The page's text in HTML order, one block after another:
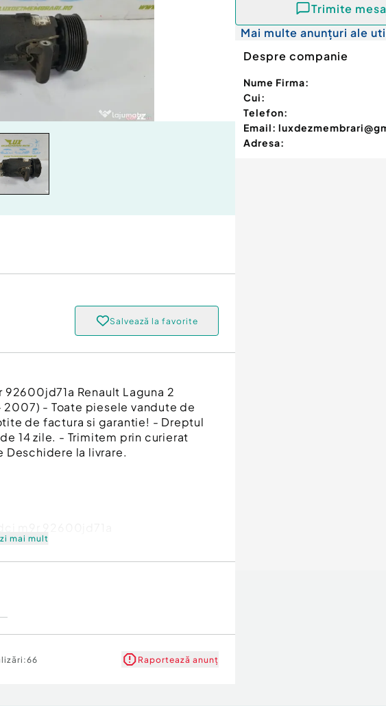
Salvează la favorite
Renault Laguna 2
- Toate piesele vandute de
de factura si garantie! - Dreptul
14 zile. - Trimitem prin curierat
la livrare.
mai mult
66 Raportează anunț
Trimite
Mai multe anunțuri ale
Despre companie
Nume Firma:
Cui:
Telefon:
Email:
Adresa: